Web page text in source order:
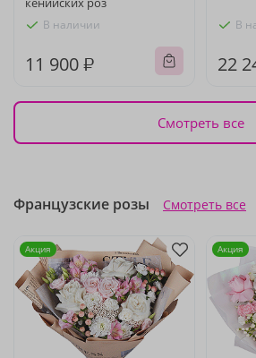
В наличии
11 900 ₽
В
22
Смотреть все
Французские розы Смотреть все
Акция Акция